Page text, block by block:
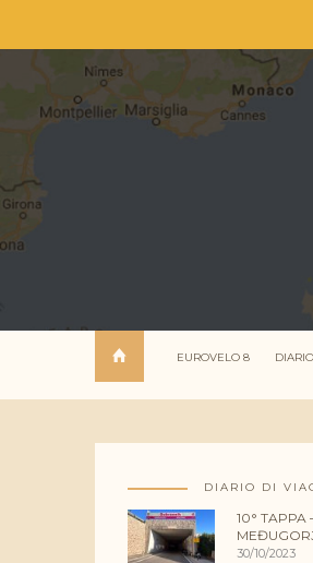
EUROVELO 8
DIARIO DI
10° TAPPA
30/10/2023